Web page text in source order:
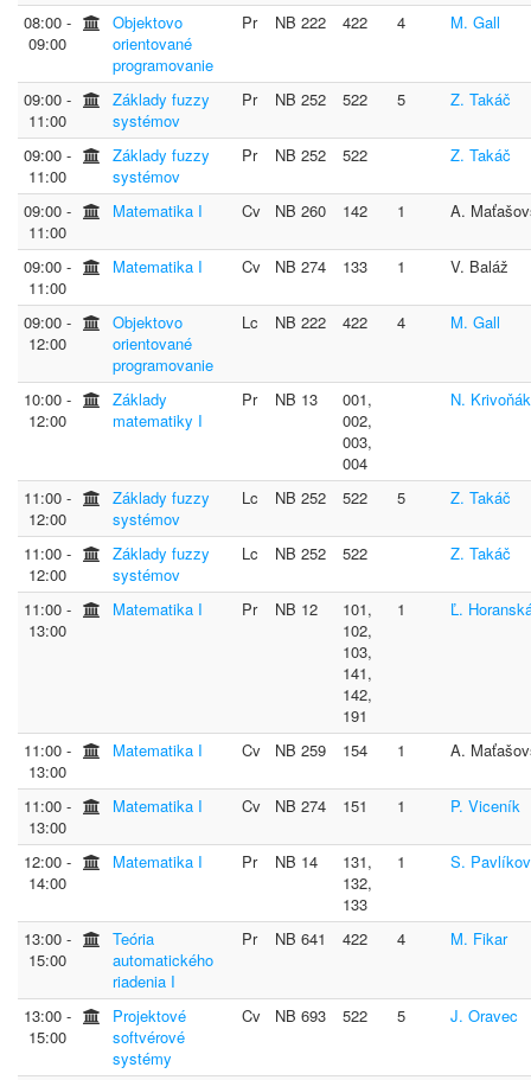
08:00 ‐
09:00
Objektovo
orientované
programovanie
Pr NB 222 422 4 M. Gall
09:00 ‐
11:00
Základy fuzzy
systémov
Pr NB 252 522 5 Z. Takáč
09:00 ‐
11:00
Základy fuzzy
systémov
Pr NB 252 522 Z. Takáč
09:00 ‐
11:00
Matematika I Cv NB 260 142 1 A.
09:00 ‐
11:00
Matematika I Cv NB 274 133 1 V. Baláž
09:00 ‐
12:00
Objektovo
orientované
programovanie
Lc NB 222 422 4 M. Gall
10:00 ‐
12:00
Základy
matematiky I
Pr NB 13
001,
002,
003,
004
N.
11:00 ‐
12:00
Základy fuzzy
systémov
Lc NB 252 522 5 Z. Takáč
11:00 ‐
12:00
Základy fuzzy
systémov
Lc NB 252 522 Z. Takáč
11:00 ‐
13:00
Matematika I Pr NB 12
101,
102,
103,
141,
142,
191
1 Ľ.
11:00 ‐
13:00
Matematika I Cv NB 259 154 1 A.
11:00 ‐
13:00
Matematika I Cv NB 274 151 1 P. Viceník
12:00 ‐
14:00
Matematika I Pr NB 14
131,
132,
133
1 S.
13:00 ‐
15:00
Teória
automatického
riadenia I
Pr NB 641 422 4 M. Fikar
13:00 ‐
15:00
Projektové
softvérové
systémy
Cv NB 693 522 5 J. Oravec